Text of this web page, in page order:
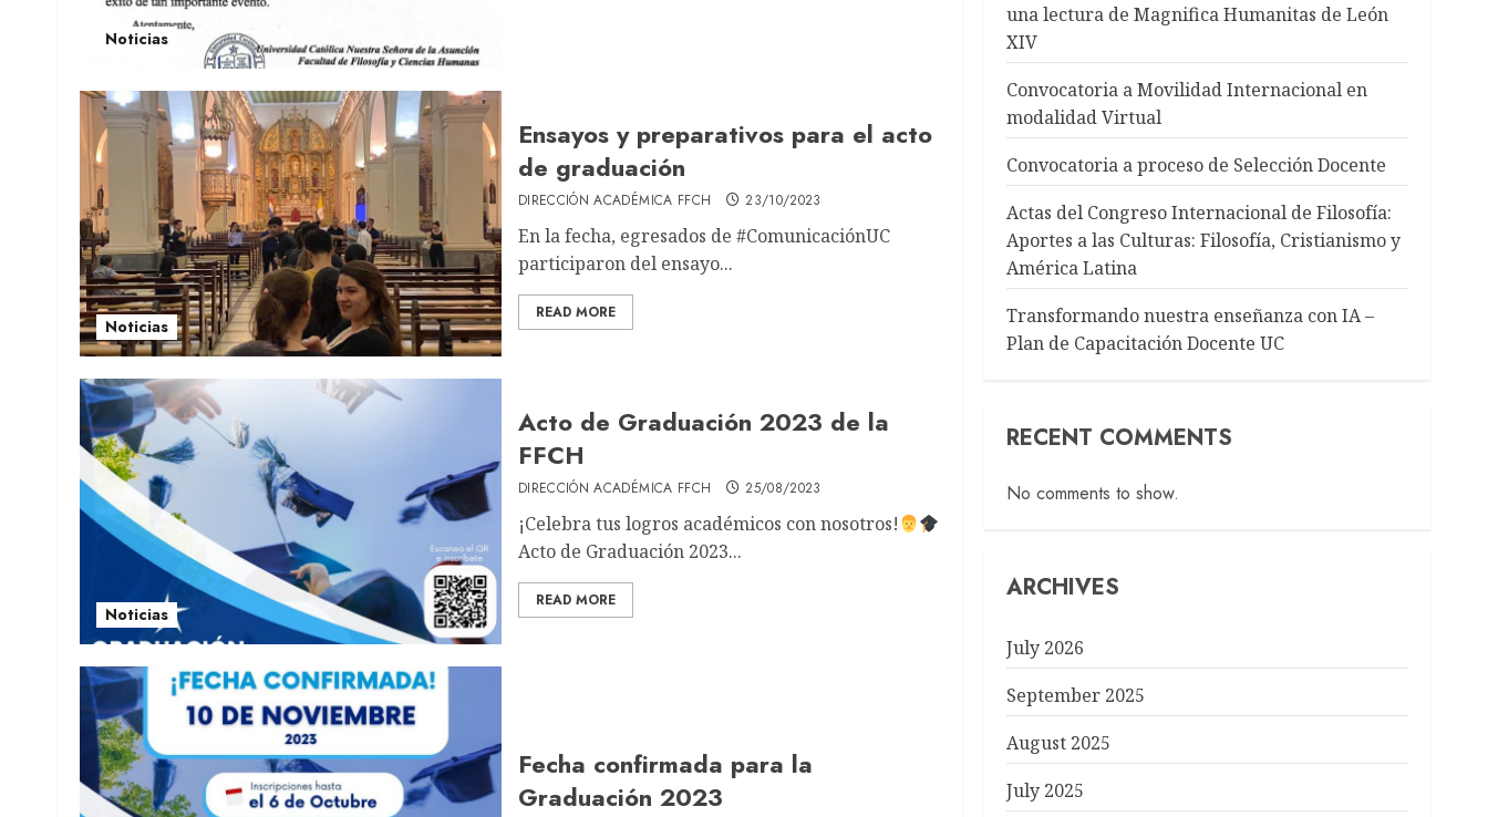
Noticias
Noticias
Ensayos y preparativos para el acto
de graduación
DIRECCIÓN ACADÉMICA FFCH 23/10/2023
En la fecha, egresados de #ComunicaciónUC
participaron del ensayo...
READ MORE
Noticias
Acto de Graduación 2023 de la
FFCH
DIRECCIÓN ACADÉMICA FFCH 25/08/2023
¡Celebra tus logros académicos con nosotros!
Acto de Graduación 2023...
READ MORE
Fecha confirmada para la
Graduación 2023
una lectura de Magnifica Humanitas de León
XIV
Convocatoria a Movilidad Internacional en
modalidad Virtual
Convocatoria a proceso de Selección Docente
Actas del Congreso Internacional de Filosofía:
Aportes a las Culturas: Filosofía, Cristianismo y
América Latina
Transformando nuestra enseñanza con IA –
Plan de Capacitación Docente UC
RECENT COMMENTS
No comments to show.
ARCHIVES
July 2026
September 2025
August 2025
July 2025